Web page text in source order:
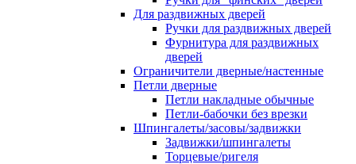
Для раздвижных дверей
Ручки для раздвижных дверей
Фурнитура для раздвижных
дверей
Ограничители дверные/настенные
Петли дверные
Петли накладные обычные
Петли-бабочки без врезки
Шпингалеты/засовы/задвижки
Задвижки/шпингалеты
Торцевые/ригеля